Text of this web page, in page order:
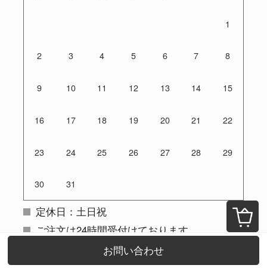
お問い合わせ
1
2 3 4 5 6 7 8
9 10 11 12 13 14 15
16 17 18 19 20 21 22
23 24 25 26 27 28 29
30 31
定休日：土日祝
ご注文は24時間受付けております